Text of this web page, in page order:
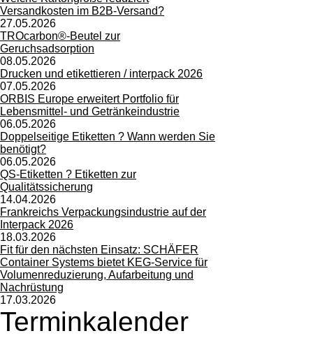
Versandkosten im B2B-Versand?
27.05.2026
TROcarbon®-Beutel zur
Geruchsadsorption
08.05.2026
Drucken und etikettieren / interpack 2026
07.05.2026
ORBIS Europe erweitert Portfolio für
Lebensmittel- und Getränkeindustrie
06.05.2026
Doppelseitige Etiketten ? Wann werden Sie
benötigt?
06.05.2026
QS-Etiketten ? Etiketten zur
Qualitätssicherung
14.04.2026
Frankreichs Verpackungsindustrie auf der
Interpack 2026
18.03.2026
Fit für den nächsten Einsatz: SCHÄFER
Container Systems bietet KEG-Service für
Volumenreduzierung, Aufarbeitung und
Nachrüstung
17.03.2026
Terminkalender